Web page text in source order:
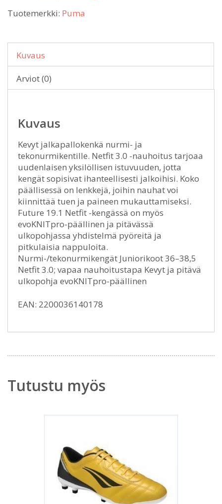
Tuotemerkki: Puma
Kuvaus
Arviot (0)
Kuvaus
Kevyt jalkapallokenkä nurmi- ja
tekonurmikentille. Netfit 3.0 -nauhoitus tarjoaa
uudenlaisen yksilöllisen istuvuuden, jotta
kengät sopisivat ihanteellisesti jalkoihisi. Koko
päällisessä on lenkkejä, joihin nauhat voi
kiinnittää tuen ja paineen mukauttamiseksi.
Future 19.1 Netfit -kengässä on myös
evoKNITpro-päällinen ja pitävässä
ulkopohjassa yhdistelmä pyöreitä ja
pitkulaisia nappuloita.
Nurmi-/tekonurmikengät Juniorikoot 36–38,5
Netfit 3.0; vapaa nauhoitustapa Kevyt ja pitävä
ulkopohja evoKNITpro-päällinen
EAN: 2200036140178
Tutustu myös